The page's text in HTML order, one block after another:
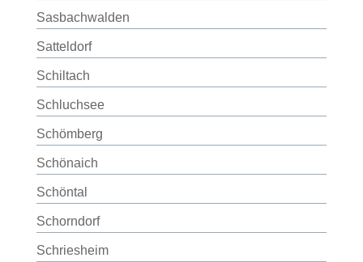
Sasbachwalden
Satteldorf
Schiltach
Schluchsee
Schömberg
Schönaich
Schöntal
Schorndorf
Schriesheim